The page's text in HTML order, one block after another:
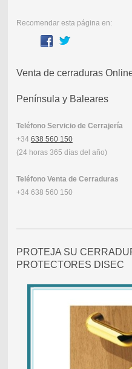
Recomendar esta página en:
Venta de cerraduras
Península y Baleares
Teléfono Servicio de Cerrajería
+34 638 560 150
(24 horas 365 días del año)
Teléfono Venta de Cerraduras
+34 638 560 150
PROTEJA SU
PROTECTORES DISEC